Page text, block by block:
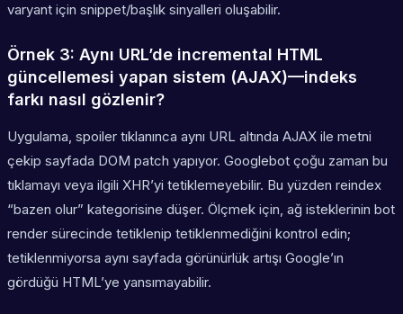
varyant için snippet/başlık sinyalleri oluşabilir.
Örnek 3: Aynı URL’de incremental HTML
güncellemesi yapan sistem (AJAX)—indeks
farkı nasıl gözlenir?
Uygulama, spoiler tıklanınca aynı URL altında AJAX ile metni
çekip sayfada DOM patch yapıyor. Googlebot çoğu zaman bu
tıklamayı veya ilgili XHR’yi tetiklemeyebilir. Bu yüzden reindex
“bazen olur” kategorisine düşer. Ölçmek için, ağ isteklerinin bot
render sürecinde tetiklenip tetiklenmediğini kontrol edin;
tetiklenmiyorsa aynı sayfada görünürlük artışı Google’ın
gördüğü HTML’ye yansımayabilir.